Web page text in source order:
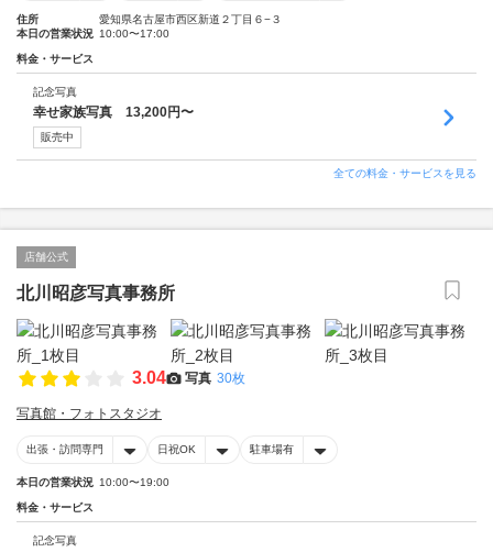
住所
愛知県名古屋市西区新道２丁目６−３
本日の営業状況 10:00〜17:00
料金・サービス
記念写真
幸せ家族写真 13,200円〜
販売中
全ての料金・サービスを見る
店舗公式
北川昭彦写真事務所
3.04 写真 30枚
写真館・フォトスタジオ
出張・訪問専門 日祝OK 駐車場有
本日の営業状況 10:00〜19:00
料金・サービス
記念写真